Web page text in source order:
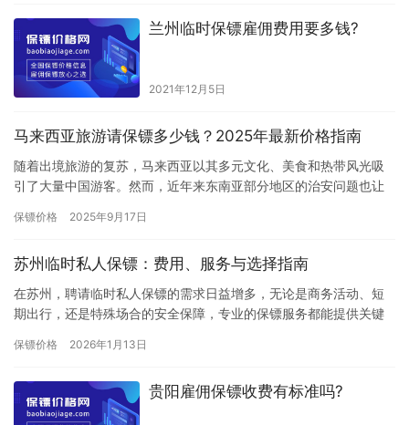
兰州临时保镖雇佣费用要多钱?
2021年12月5日
马来西亚旅游请保镖多少钱？2025年最新价格指南
随着出境旅游的复苏，马来西亚以其多元文化、美食和热带风光吸
引了大量中国游客。然而，近年来东南亚部分地区的治安问题也让
家庭游…
保镖价格 2025年9月17日
苏州临时私人保镖：费用、服务与选择指南
在苏州，聘请临时私人保镖的需求日益增多，无论是商务活动、短
期出行，还是特殊场合的安全保障，专业的保镖服务都能提供关键
用构成…
保镖价格 2026年1月13日
贵阳雇佣保镖收费有标准吗?